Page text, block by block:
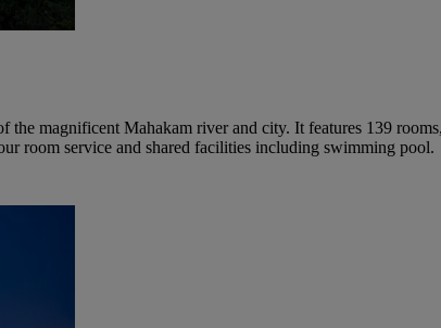
magnificent Mahakam river and city. It features 139
room service and shared facilities including swimming pool.